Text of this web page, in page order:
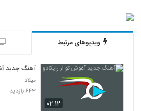
5349
Nisti Amma
آهنگ زیبا تر از تو از
ویدیوهای مرتبط
۰۲:۱۲
آهنگ جدید
میلاد
۶۴۳ بازدید